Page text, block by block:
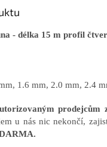
- délka 15 m profil
1.6 mm, 2.0 mm, 2.4
u nás nic nekončí,